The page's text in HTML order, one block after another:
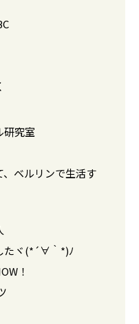
研究室
ベルリンで生活す
たヾ(*´∀｀*)ﾉ
！